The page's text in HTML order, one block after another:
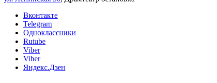
Вконтакте
Telegram
Одноклассники
Rutube
Viber
Viber
Яндекс.Дзен